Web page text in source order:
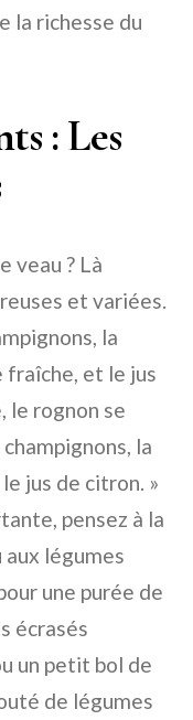
la richesse du
: Les
veau ? Là
et variées.
la
fraîche, et le jus
le rognon se
la
jus de citron. »
pensez à la
légumes
une purée de
écrasés
un petit bol de
de légumes